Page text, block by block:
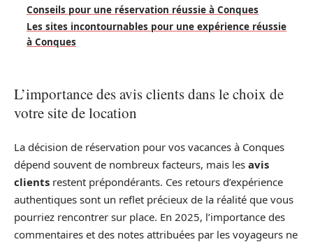
Conseils pour une réservation réussie à Conques
Les sites incontournables pour une expérience réussie
à Conques
L’importance des avis clients dans le choix de
votre site de location
La décision de réservation pour vos vacances à Conques
dépend souvent de nombreux facteurs, mais les avis
clients restent prépondérants. Ces retours d’expérience
authentiques sont un reflet précieux de la réalité que vous
pourriez rencontrer sur place. En 2025, l’importance des
commentaires et des notes attribuées par les voyageurs ne